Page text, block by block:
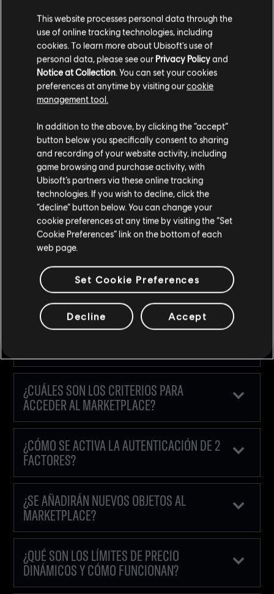
MARKETPLACE CUANDO INTENTO
VENDERLO?
¿POR QUÉ NO SON VISIBLES TODOS MIS
OBJETO DEL INVENTARIO EN EL
MARKETPLACE?
HE COMETIDO UN ERROR CON EL PRECIO DE
UN PEDIDO. ¿PUEDO CAMBIARLO?
¿CÓMO SE CLASIFICAN LOS PEDIDOS?
¿HAY REGLAS EN EL MARKETPLACE DE R6?
¿QUÉ OCURRE SI ENCUENTRO UN ERROR EN
LA PÁGINA WEB DEL MARKETPLACE?
¿QUÉ OCURRE SI HAY UN PROBLEMA CON
¿CUÁLES SON LOS CRITERIOS PARA
ACCEDER AL MARKETPLACE?
¿CÓMO SE ACTIVA LA AUTENTICACIÓN DE 2
FACTORES?
¿SE AÑADIRÁN NUEVOS OBJETOS AL
MARKETPLACE?
¿QUÉ SON LOS LÍMITES DE PRECIO
DINÁMICOS Y CÓMO FUNCIONAN?
This website processes personal data through the
use of online tracking technologies, including
cookies. To learn more about Ubisoft's use of
personal data, please see our Privacy Policyand
Notice at Collection. You can set your cookies
preferences at anytime by visiting ourcookie
management tool.
In addition to the above, by clicking the “accept”
button below you specifically consent to sharing
and recording of your website activity, including
game browsing and purchase activity, with
Ubisoft’s partners via these online tracking
technologies. If you wish to decline, click the
“decline” button below. You can change your
cookie preferences at any time by visiting the “Set
Cookie Preferences” link on the bottom of each
web page.
Set Cookie Preferences
Decline Accept